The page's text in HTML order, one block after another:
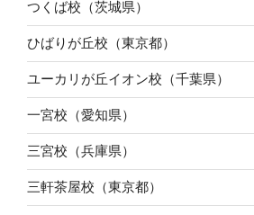
つくば校（茨城県）
ひばりが丘校（東京都）
ユーカリが丘イオン校（千葉県）
一宮校（愛知県）
三宮校（兵庫県）
三軒茶屋校（東京都）